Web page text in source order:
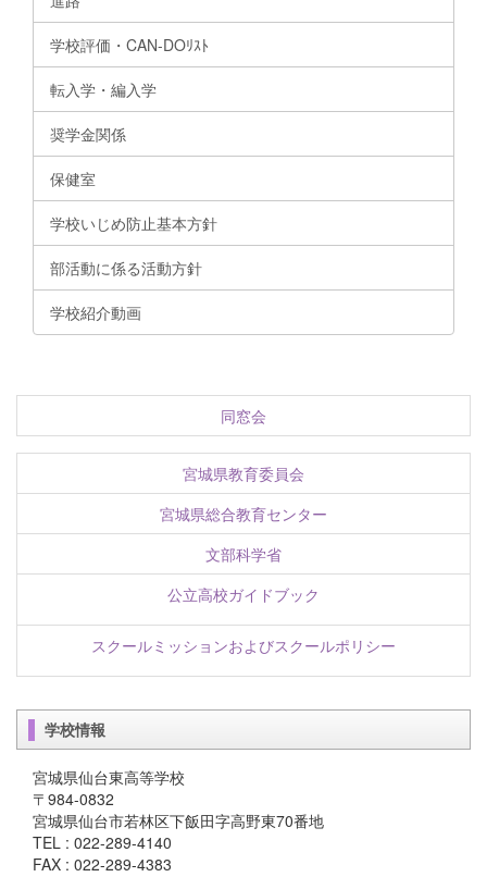
学校評価・CAN-DOﾘｽﾄ
転入学・編入学
奨学金関係
保健室
学校いじめ防止基本方針
部活動に係る活動方針
学校紹介動画
同窓会
宮城県教育委員会
宮城県総合教育センター
文部科学省
公立高校ガイドブック
スクールミッションおよびスクールポリシー
学校情報
宮城県仙台東高等学校
〒984-0832
宮城県仙台市若林区下飯田字高野東70番地
TEL : 022-289-4140
FAX : 022-289-4383